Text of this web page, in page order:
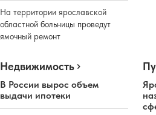
На территории ярославской
областной больницы проведут
ямочный ремонт
Недвижимость
В России вырос объем
выдачи ипотеки